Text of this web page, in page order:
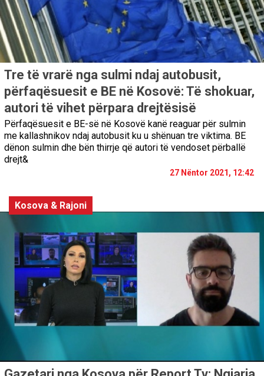
Tre të vrarë nga sulmi ndaj autobusit,
përfaqësuesit e BE në Kosovë: Të shokuar,
autori të vihet përpara drejtësisë
Përfaqësuesit e BE-së në Kosovë kanë reaguar për sulmin
me kallashnikov ndaj autobusit ku u shënuan tre viktima. BE
dënon sulmin dhe bën thirrje që autori të vendoset përballë
drejt&
27 Nëntor 2021, 12:42
Kosova & Rajoni